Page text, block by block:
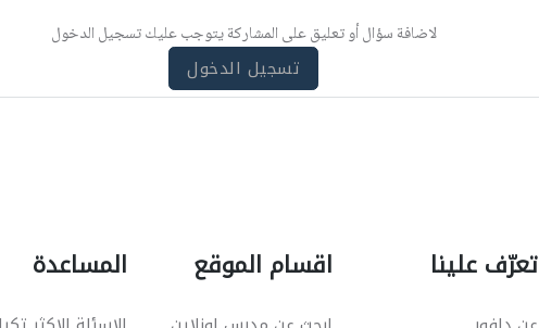
لاضافة سؤال أو تعليق على المشاركة يتوجب عليك تسجيل الدخول
تسجيل الدخول
تعرّف علينا اقسام الموقع المساعدة